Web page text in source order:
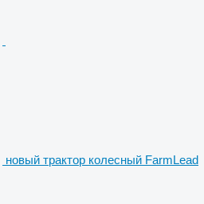
новый трактор колесный FarmLead